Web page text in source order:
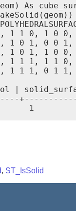
As
1 1 0, 1 0 0,
1 0 1, 0 0 1,
1 0 1, 1 0 0,
1 1 1, 1 1 0,
1 1 1, 0 1
|
, ST_IsSolid